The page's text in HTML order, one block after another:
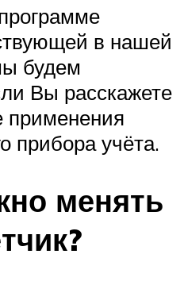
в нашей
будем
Вы расскажете
применения
прибора учёта.
менять